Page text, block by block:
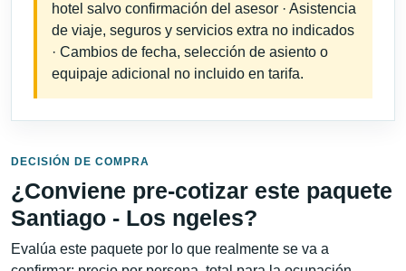
hotel salvo confirmación del asesor · Asistencia
de viaje, seguros y servicios extra no indicados
· Cambios de fecha, selección de asiento o
equipaje adicional no incluido en tarifa.
DECISIÓN DE COMPRA
¿Conviene pre-cotizar este paquete
Santiago - Los ngeles?
Evalúa este paquete por lo que realmente se va a